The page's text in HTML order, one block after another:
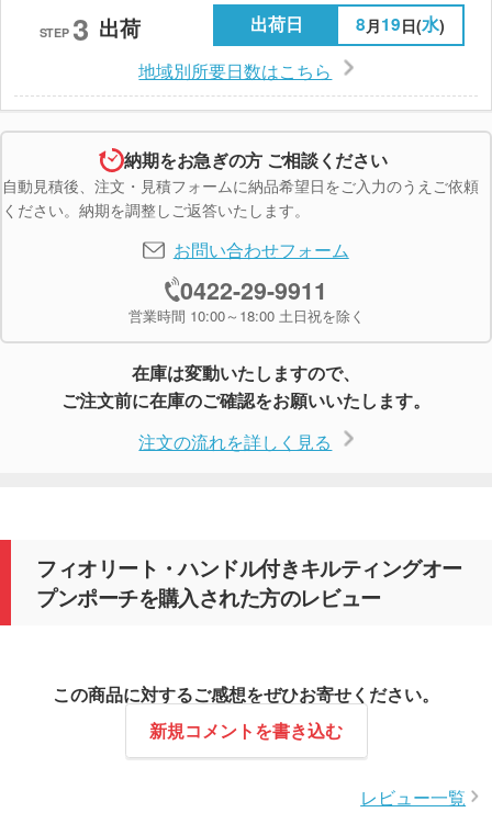
STEP 3 出荷 出荷日 8 月19日(水)
地域別所要日数はこちら
納期をお急ぎの方 ご相談ください
自動見積後、注文・見積フォームに納品希望日をご入力のうえご依頼
ください。納期を調整しご返答いたします。
お問い合わせフォーム
0422-29-9911
営業時間 10:00～18:00 土日祝を除く
在庫は変動いたしますので、
ご注文前に在庫のご確認をお願いいたします。
注文の流れを詳しく見る
フィオリート・ハンドル付きキルティングオー
プンポーチを購入された方のレビュー
この商品に対するご感想をぜひお寄せください。
新規コメントを書き込む
レビュー一覧